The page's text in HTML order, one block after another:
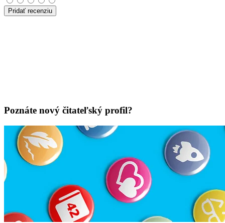
Pridať recenziu
Poznáte nový čitateľský profil?